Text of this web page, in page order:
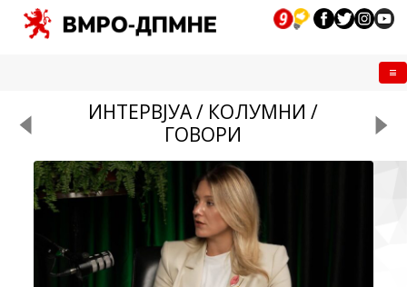
ИНТЕРВЈУА / КОЛУМНИ /
ГОВОРИ